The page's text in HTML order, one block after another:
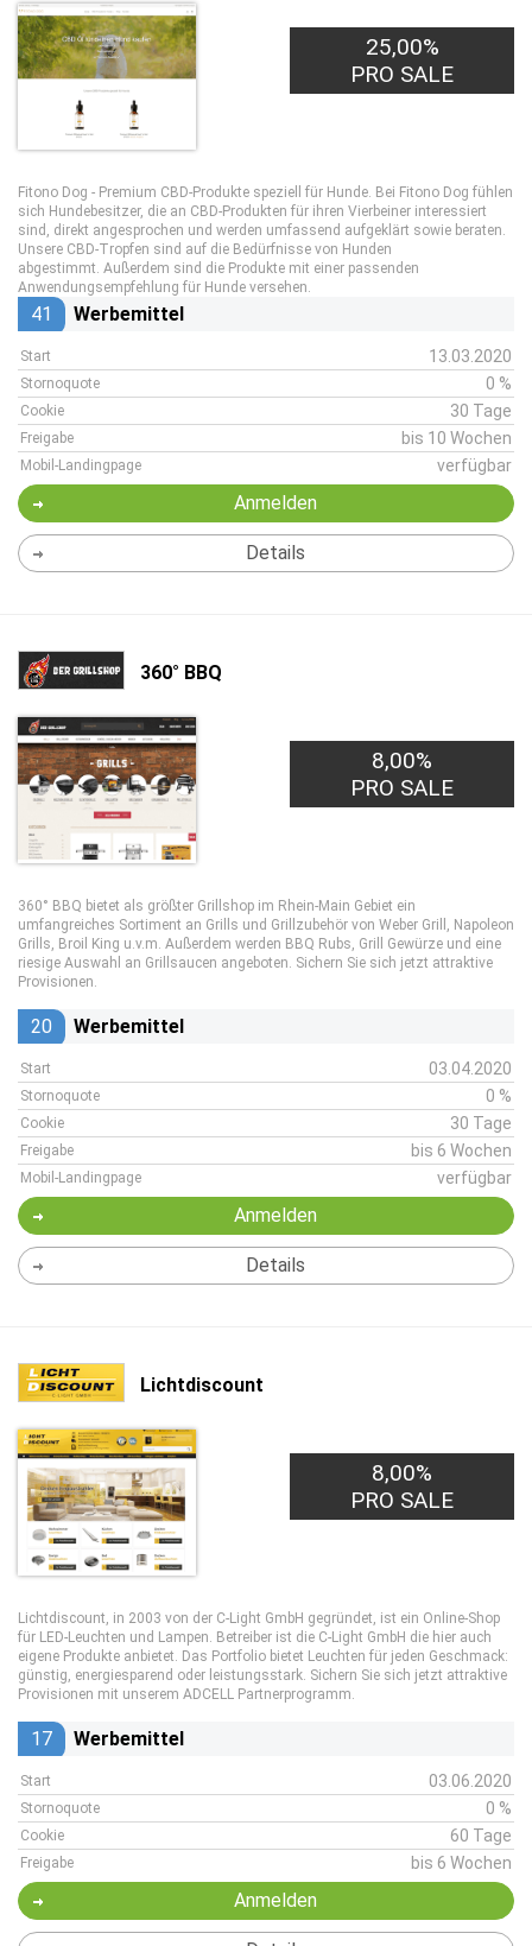
25,00%
PRO SALE
Fitono Dog - Premium CBD-Produkte speziell für Hunde. Bei Fitono Dog fühlen
sich Hundebesitzer, die an CBD-Produkten für ihren Vierbeiner interessiert
sind, direkt angesprochen und werden umfassend aufgeklärt sowie beraten.
Unsere CBD-Tropfen sind auf die Bedürfnisse von Hunden
abgestimmt. Außerdem sind die Produkte mit einer passenden
Anwendungsempfehlung für Hunde versehen.
41 Werbemittel
Start 13.03.2020
Stornoquote 0 %
Cookie 30 Tage
Freigabe bis 10 Wochen
Mobil-Landingpage verfügbar
Anmelden
Details
360° BBQ
8,00%
PRO SALE
360° BBQ bietet als größter Grillshop im Rhein-Main Gebiet ein
umfangreiches Sortiment an Grills und Grillzubehör von Weber Grill, Napoleon
Grills, Broil King u.v.m. Außerdem werden BBQ Rubs, Grill Gewürze und eine
riesige Auswahl an Grillsaucen angeboten. Sichern Sie sich jetzt attraktive
Provisionen.
20 Werbemittel
Start 03.04.2020
Stornoquote 0 %
Cookie 30 Tage
Freigabe bis 6 Wochen
Mobil-Landingpage verfügbar
Anmelden
Details
Lichtdiscount
8,00%
PRO SALE
Lichtdiscount, in 2003 von der C-Light GmbH gegründet, ist ein Online-Shop
für LED-Leuchten und Lampen. Betreiber ist die C-Light GmbH die hier auch
eigene Produkte anbietet. Das Portfolio bietet Leuchten für jeden Geschmack:
günstig, energiesparend oder leistungsstark. Sichern Sie sich jetzt attraktive
Provisionen mit unserem ADCELL Partnerprogramm.
17 Werbemittel
Start 03.06.2020
Stornoquote 0 %
Cookie 60 Tage
Freigabe bis 6 Wochen
Anmelden